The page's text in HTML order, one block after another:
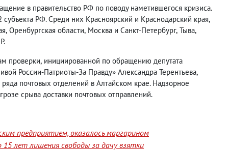
в правительство РФ по поводу наметившегося кризиса.
субъекта РФ. Среди них Красноярский и Краснодарский края,
, Оренбургская области, Москва и Санкт-Петербург, Тыва,
проверки, инициированной по обращению депутата
России-Патриоты-За Правду» Александра Терентьева,
почтовых отделений в Алтайском крае. Надзорное
срыва доставки почтовых отправлений.
предприятием, оказалось маргарином
лет лишения свободы за дачу взятки